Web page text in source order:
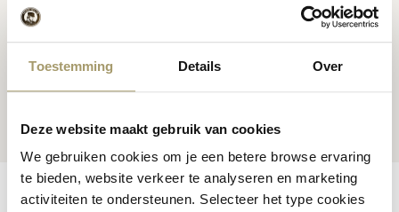
Toestemming Details Over
Deze website maakt gebruik van cookies
We gebruiken cookies om je een betere browse ervaring
te bieden, website verkeer te analyseren en marketing
activiteiten te ondersteunen. Selecteer het type cookies
durchschnittlich
bewertet mit 9.5
Zutaten Features Reviews Other information